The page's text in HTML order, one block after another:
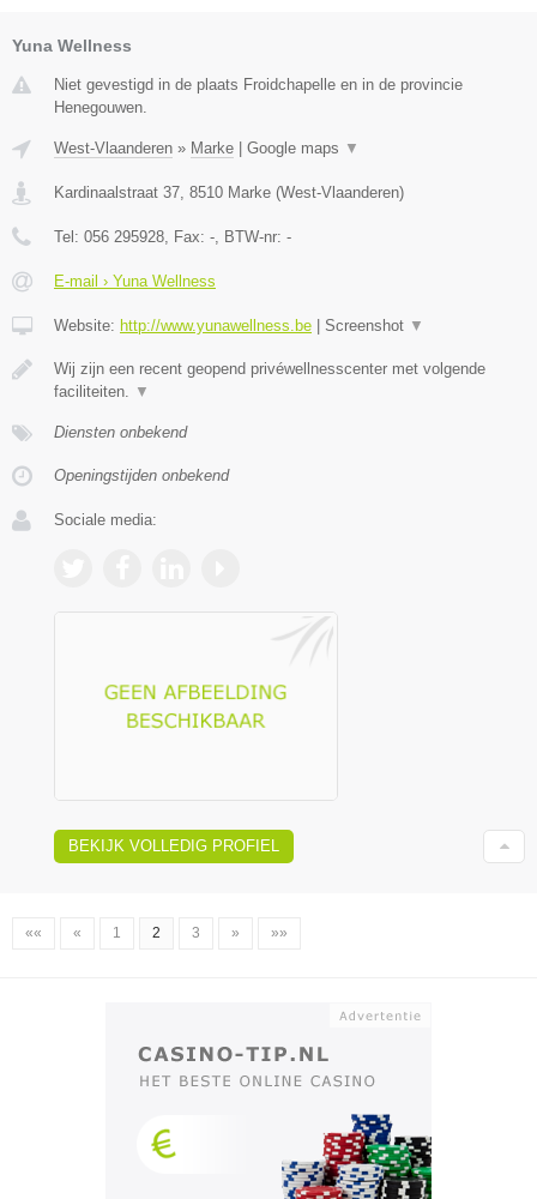
Yuna Wellness
Niet gevestigd in de plaats Froidchapelle en in de provincie
Henegouwen.
West-Vlaanderen » Marke | Google maps ▼
Kardinaalstraat 37 8510 Marke (West-Vlaanderen)
Tel: 056 295928 , Fax: - , BTW-nr: -
E-mail › Yuna Wellness
Website: http://www.yunawellness.be | Screenshot ▼
Wij zijn een recent geopend privéwellnesscenter met volgende
faciliteiten.
▼
Diensten onbekend
Openingstijden onbekend
Sociale media:
BEKIJK VOLLEDIG PROFIEL
«« « 1 2 3 » »»